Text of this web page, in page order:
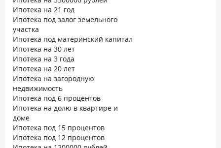
Ипотека на 21 год
Ипотека под залог земельного
участка
Ипотека под материнский капитал
Ипотека на 30 лет
Ипотека на 3 года
Ипотека на 20 лет
Ипотека на загородную
недвижимость
Ипотека под 6 процентов
Ипотека на долю в квартире и
доме
Ипотека под 15 процентов
Ипотека под 12 процентов